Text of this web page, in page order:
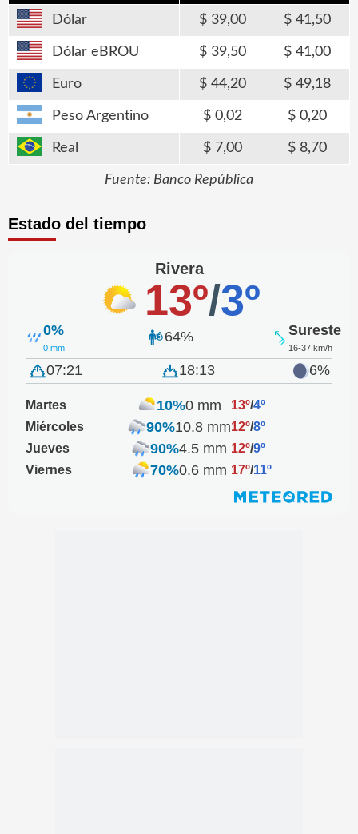
Dólar 39,00 41,50
Dólar eBROU 39,50 41,00
Euro 44,20 49,18
Peso Argentino 0,02 0,20
Real 7,00 8,70
Fuente: Banco República
Estado del tiempo
Rivera
13º/3º
0%
0 mm
64% Sureste
16-37 km/h
07:21 18:13 6%
Martes 10%0 mm 13º/4º
Miércoles
90%10.8 mm12º/8º
Jueves
90%4.5 mm 12º/9º
Viernes
70%0.6 mm 17º/11º